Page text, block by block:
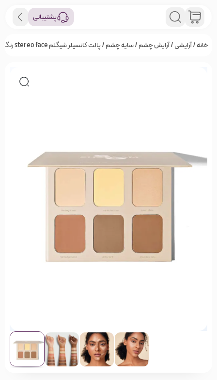
پشتیبانی
خانه/آرایشی/آرایش چشم/سایه چشم/ پالت کانسیلر شیگلم stereo face رنگ NUDE